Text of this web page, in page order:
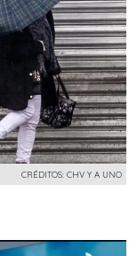
CRÉDITOS: CHV Y A UNO